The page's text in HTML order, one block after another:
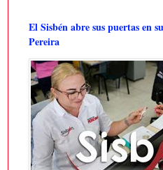
El Sisbén abre sus puertas en
Pereira